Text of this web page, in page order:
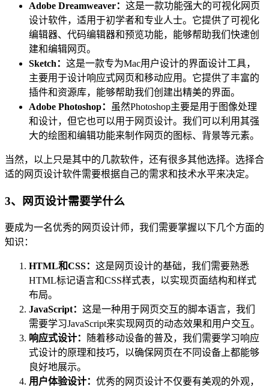
Adobe Dreamweaver： 这是一款功能强大的可视化网页
设计软件，适用于初学者和专业人士。它提供了可视化
编辑器、代码编辑器和预览功能，能够帮助我们快速创
建和编辑网页。
Sketch： 这是一款专为Mac用户设计的界面设计工具，
主要用于设计响应式网页和移动应用。它提供了丰富的
插件和资源库，能够帮助我们创建出精美的界面。
Adobe Photoshop：
虽然Photoshop主要是用于图像处理
和设计，但它也可以用于网页设计。我们可以利用其强
大的绘图和编辑功能来制作网页的图标、背景等元素。
当然，以上只是其中的几款软件，还有很多其他选择。选择合
适的网页设计软件需要根据自己的需求和技术水平来决定。
3、网页设计需要学什么
要成为一名优秀的网页设计师，我们需要掌握以下几个方面的
知识：
HTML和CSS： 这是网页设计的基础，我们需要熟悉
HTML标记语言和CSS样式表，以实现页面结构和样式
布局。
JavaScript： 这是一种用于网页交互的脚本语言，我们
需要学习JavaScript来实现网页的动态效果和用户交互。
响应式设计：
随着移动设备的普及，我们需要学习响应
式设计的原理和技巧，以确保网页在不同设备上都能够
良好地展示。
用户体验设计： 优秀的网页设计不仅要有美观的外观，